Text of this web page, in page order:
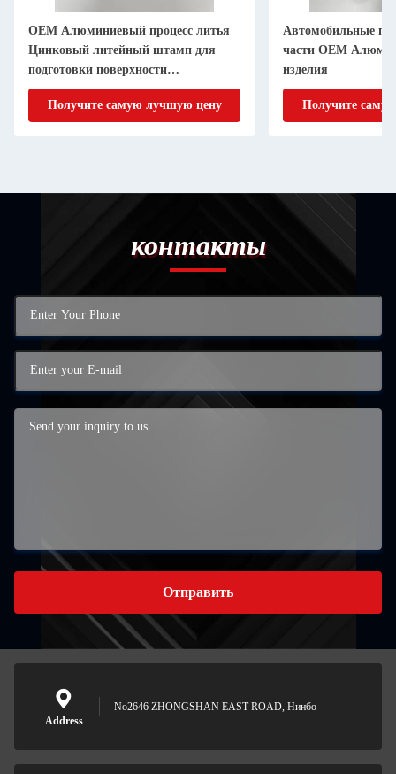
OEM Алюминиевый процесс литья
Цинковый литейный штамп для
подготовки поверхности
дебуррирования
Получите самую лучшую цену
Автомобильные
части OEM
изделия
Получите
контакты
Отправить
Address
No2646 ZHONGSHAN EAST ROAD, Нинбо